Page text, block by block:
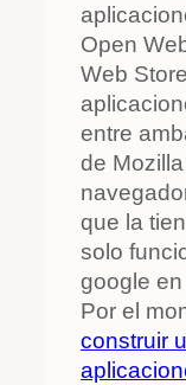
Open
Web
entre
de
que la
solo
google
Por el
construir